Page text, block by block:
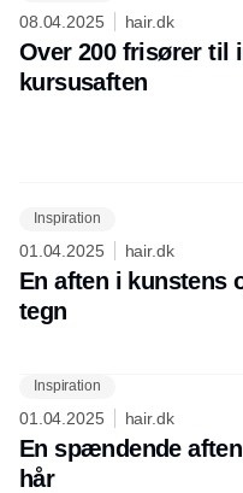
08.04.2025 hair.dk
Over 200 frisører til
kursusaften
Inspiration
01.04.2025 hair.dk
En aften i kunstens
tegn
Inspiration
01.04.2025 hair.dk
En spændende
hår